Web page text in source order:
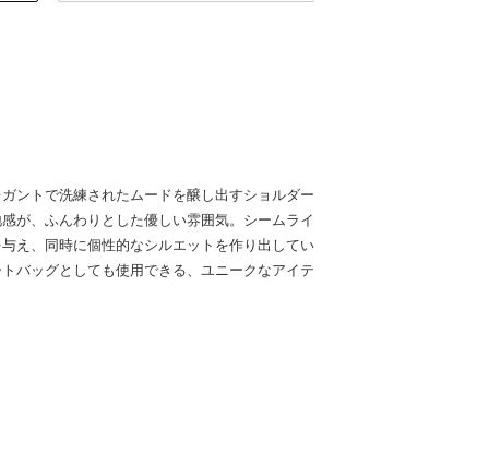
ントで洗練されたムードを醸し出すショルダー
が、ふんわりとした優しい雰囲気。シームライ
え、同時に個性的なシルエットを作り出してい
バッグとしても使用できる、ユニークなアイテ